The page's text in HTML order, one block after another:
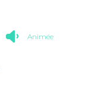
Animée